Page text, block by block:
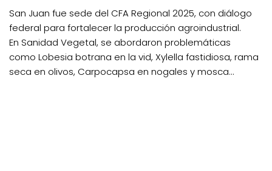
San Juan fue sede del CFA Regional 2025, con diálogo
federal para fortalecer la producción agroindustrial.
En Sanidad Vegetal, se abordaron problemáticas
como Lobesia botrana en la vid, Xylella fastidiosa, rama
seca en olivos, Carpocapsa en nogales y mosca...